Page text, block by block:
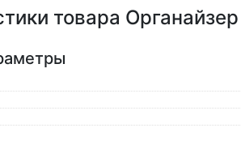
товара